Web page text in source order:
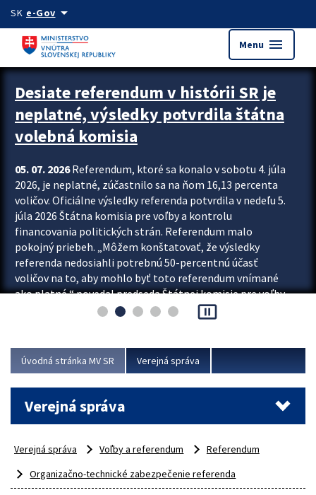
Preskocit na hlavný obsah
SK e-Govarrow_drop_down
Menu menu
Zastavit automatický posun upútavok
Desiate referendum v histórii SR je
neplatné, výsledky potvrdila štátna
volebná komisia
05. 07. 2026Referendum, ktoré sa konalo v sobotu 4. júla
2026, je neplatné, zúčastnilo sa na ňom 16,13 percenta
voličov. Oficiálne výsledky referenda potvrdila v nedeľu 5.
júla 2026 Štátna komisia pre voľby a kontrolu
financovania politických strán. Referendum malo
pokojný priebeh. „Môžem konštatovať, že výsledky
referenda nedosiahli potrebnú 50-percentnú účasť
voličov na to, aby mohlo byť toto referendum vnímané
ako platné,“ povedal predseda Štátnej komisie pre voľby
a kontrolu financovania politických...
pause_presentation
Úvodná stránka MV SR Verejná správa
Verejná správa
Verejná správa Voľby a referendum
Referendum
Organizačno-technické zabezpečenie referenda